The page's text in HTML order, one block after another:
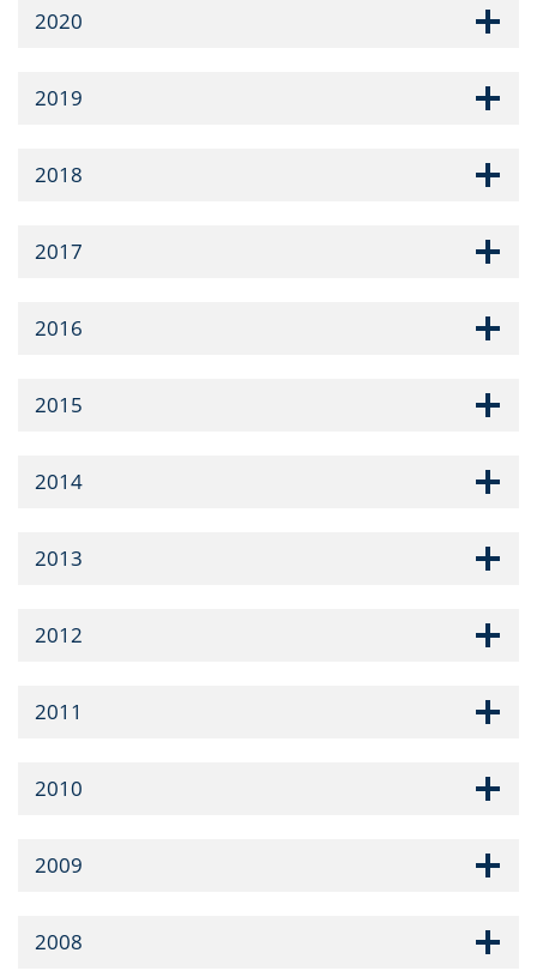
2020
2019
2018
2017
2016
2015
2014
2013
2012
2011
2010
2009
2008